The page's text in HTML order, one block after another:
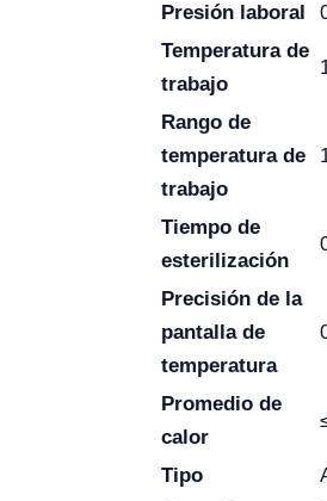
Presión laboral
Temperatura de
trabajo
Rango de
temperatura de
trabajo
Tiempo de
esterilización
Precisión de la
pantalla de
temperatura
Promedio de
calor
Tipo